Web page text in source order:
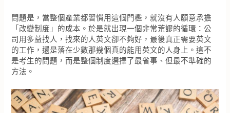
問題是，當整個產業都習慣用這個門檻，就沒有人願意承擔
「改變制度」的成本。於是就出現一個非常荒謬的循環：公
司用多益找人，找來的人英文卻不夠好，最後真正需要英文
的工作，還是落在少數那幾個真的能用英文的人身上。這不
是考生的問題，而是整個制度選擇了最省事、但最不準確的
方法。